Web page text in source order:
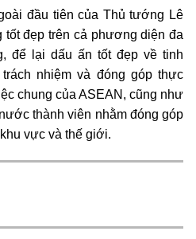
đầu tiên của Thủ tướng Lê
tốt đẹp trên cả phương diện đa
để lại dấu ấn tốt đẹp về tinh
nhiệm và đóng góp thực
chung của ASEAN, cũng như
thành viên nhằm đóng góp
vực và thế giới.